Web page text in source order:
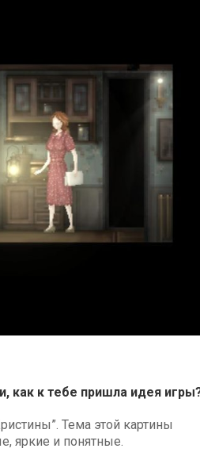
как к тебе пришла идея
Тема этой картины
яркие и понятные.